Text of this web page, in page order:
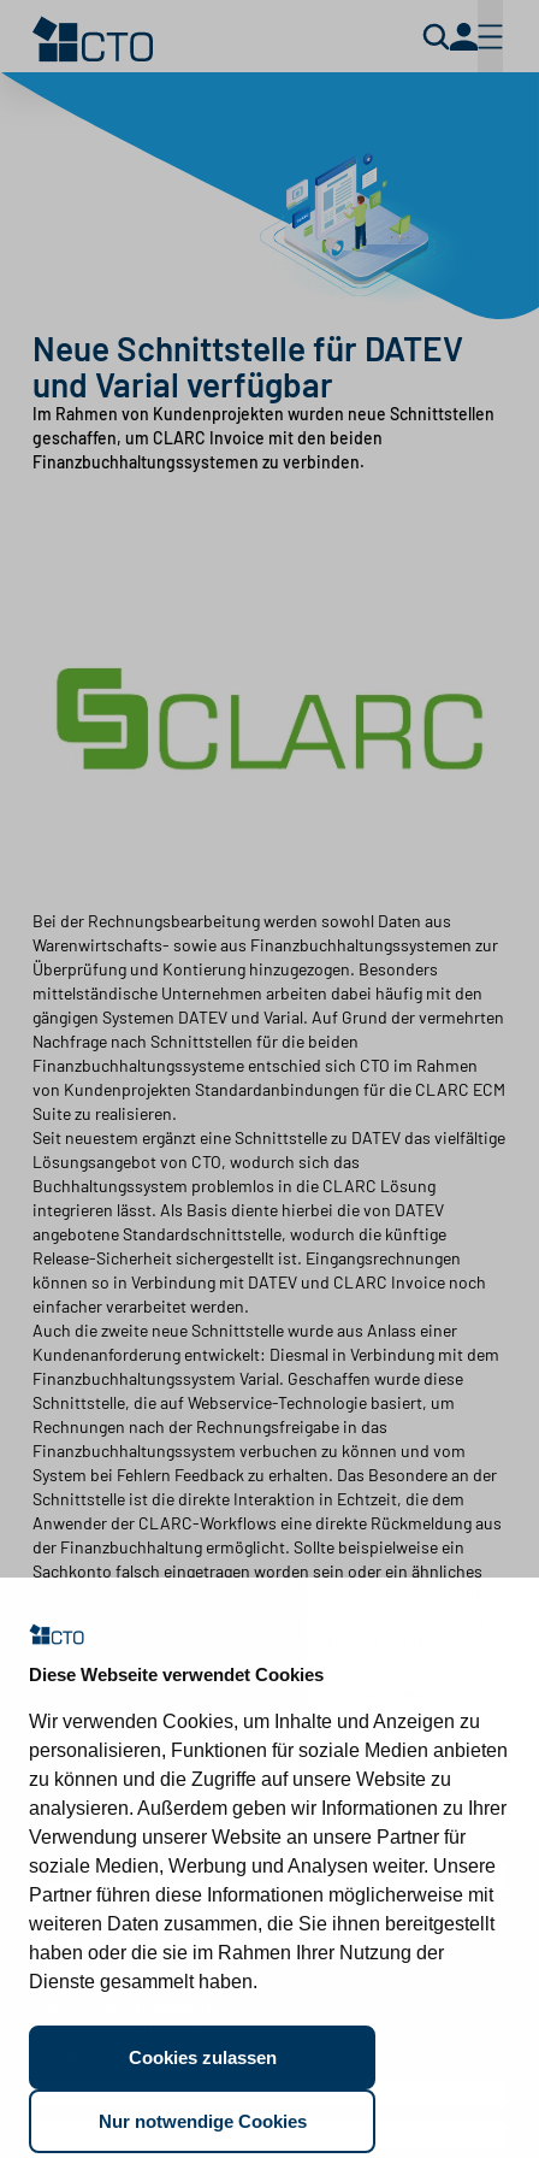
Diese Webseite verwendet Cookies
Wir verwenden Cookies, um Inhalte und Anzeigen zu
personalisieren, Funktionen für soziale Medien anbieten
zu können und die Zugriffe auf unsere Website zu
analysieren. Außerdem geben wir Informationen zu Ihrer
Verwendung unserer Website an unsere Partner für
soziale Medien, Werbung und Analysen weiter. Unsere
Partner führen diese Informationen möglicherweise mit
weiteren Daten zusammen, die Sie ihnen bereitgestellt
haben oder die sie im Rahmen Ihrer Nutzung der
Dienste gesammelt haben.
Cookies zulassen
Nur notwendige Cookies
Neue Schnittstelle für DATEV
und Varial verfügbar
Im Rahmen von Kundenprojekten wurden neue Schnittstellen
geschaffen, um CLARC Invoice mit den beiden
Finanzbuchhaltungssystemen zu verbinden.
Bei der Rechnungsbearbeitung werden sowohl Daten aus
Warenwirtschafts- sowie aus Finanzbuchhaltungssystemen zur
Überprüfung und Kontierung hinzugezogen. Besonders
mittelständische Unternehmen arbeiten dabei häufig mit den
gängigen Systemen DATEV und Varial. Auf Grund der vermehrten
Nachfrage nach Schnittstellen für die beiden
Finanzbuchhaltungssysteme entschied sich CTO im Rahmen
von Kundenprojekten Standardanbindungen für die CLARC ECM
Suite zu realisieren.
Seit neuestem ergänzt eine Schnittstelle zu DATEV das vielfältige
Lösungsangebot von CTO, wodurch sich das
Buchhaltungssystem problemlos in die CLARC Lösung
integrieren lässt. Als Basis diente hierbei die von DATEV
angebotene Standardschnittstelle, wodurch die künftige
Release-Sicherheit sichergestellt ist. Eingangsrechnungen
können so in Verbindung mit DATEV und CLARC Invoice noch
einfacher verarbeitet werden.
Auch die zweite neue Schnittstelle wurde aus Anlass einer
Kundenanforderung entwickelt: Diesmal in Verbindung mit dem
Finanzbuchhaltungssystem Varial. Geschaffen wurde diese
Schnittstelle, die auf Webservice-Technologie basiert, um
Rechnungen nach der Rechnungsfreigabe in das
Finanzbuchhaltungssystem verbuchen zu können und vom
System bei Fehlern Feedback zu erhalten. Das Besondere an der
Schnittstelle ist die direkte Interaktion in Echtzeit, die dem
Anwender der CLARC-Workflows eine direkte Rückmeldung aus
der Finanzbuchhaltung ermöglicht. Sollte beispielweise ein
Sachkonto falsch eingetragen worden sein oder ein ähnliches
Vorgangs und die Wiederholung des Freigabeworkflows. Auch
die anschließende Buchung im Fibu-System ist mit dieser
Schnittstelle möglich.
dem Prinzip „alles aus einer Hand“: Der komplette Purchase-to-
Pay-Vorgang kann ohne Insellösungen abgebildet werden, was
die Vorgänge innerhalb des Prozesses durch weitreichende
Reporting-Möglichkeiten transparenter macht.
Kontakt
CTO Balzuweit GmbH
Lautlinger Weg 3
70567 Stuttgart
Support:+49 711 718639 222
info@cto.de
Quick links
Übersicht
Nachhaltigkeit
Lösungen